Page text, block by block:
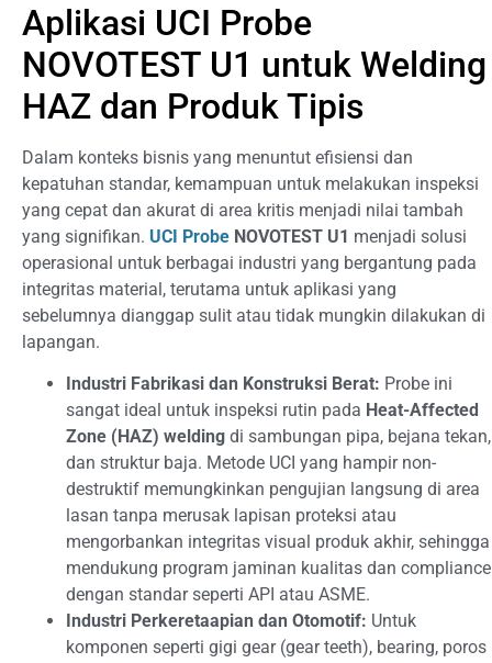
Aplikasi UCI Probe
NOVOTEST U1 untuk Welding
HAZ dan Produk Tipis
Dalam konteks bisnis yang menuntut efisiensi dan
kepatuhan standar, kemampuan untuk melakukan inspeksi
yang cepat dan akurat di area kritis menjadi nilai tambah
yang signifikan. UCI Probe NOVOTEST U1 menjadi solusi
operasional untuk berbagai industri yang bergantung pada
integritas material, terutama untuk aplikasi yang
sebelumnya dianggap sulit atau tidak mungkin dilakukan di
lapangan.
Industri Fabrikasi dan Konstruksi Berat: Probe ini
sangat ideal untuk inspeksi rutin pada Heat-Affected
Zone (HAZ) welding di sambungan pipa, bejana tekan,
dan struktur baja. Metode UCI yang hampir non-
destruktif memungkinkan pengujian langsung di area
lasan tanpa merusak lapisan proteksi atau
mengorbankan integritas visual produk akhir, sehingga
mendukung program jaminan kualitas dan compliance
dengan standar seperti API atau ASME.
Industri Perkeretaapian dan Otomotif: Untuk
komponen seperti gigi gear (gear teeth), bearing, poros